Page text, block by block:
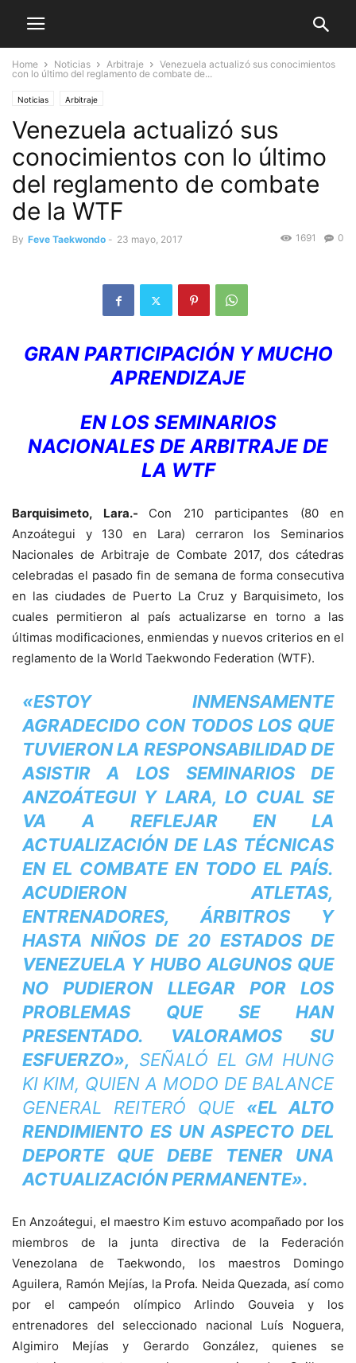
Home Noticias Arbitraje
Venezuela actualizó sus conocimientos
con lo último del reglamento de combate de...
Noticias Arbitraje
Venezuela actualizó sus
conocimientos con lo último
del reglamento de combate
de la WTF
By Feve Taekwondo - 23 mayo, 2017 0
1691
GRAN PARTICIPACIÓN Y MUCHO
APRENDIZAJE
EN LOS SEMINARIOS
NACIONALES DE ARBITRAJE DE
LA WTF
Barquisimeto, Lara.- Con 210 participantes (80 en
Anzoátegui y 130 en Lara) cerraron los Seminarios
Nacionales de Arbitraje de Combate 2017, dos cátedras
celebradas el pasado fin de semana de forma consecutiva
en las ciudades de Puerto La Cruz y Barquisimeto, los
cuales permitieron al país actualizarse en torno a las
últimas modificaciones, enmiendas y nuevos criterios en el
reglamento de la World Taekwondo Federation (WTF).
«ESTOY INMENSAMENTE
AGRADECIDO CON TODOS LOS QUE
TUVIERON LA RESPONSABILIDAD DE
ASISTIR A LOS SEMINARIOS DE
ANZOÁTEGUI Y LARA, LO CUAL SE
VA A REFLEJAR EN LA
ACTUALIZACIÓN DE LAS TÉCNICAS
EN EL COMBATE EN TODO EL PAÍS.
ACUDIERON ATLETAS,
ENTRENADORES, ÁRBITROS Y
HASTA NIÑOS DE 20 ESTADOS DE
VENEZUELA Y HUBO ALGUNOS QUE
NO PUDIERON LLEGAR POR LOS
PROBLEMAS QUE SE HAN
PRESENTADO. VALORAMOS SU
ESFUERZO», SEÑALÓ EL GM HUNG
KI KIM, QUIEN A MODO DE BALANCE
GENERAL REITERÓ QUE «EL ALTO
RENDIMIENTO ES UN ASPECTO DEL
DEPORTE QUE DEBE TENER UNA
ACTUALIZACIÓN PERMANENTE».
En Anzoátegui, el maestro Kim estuvo acompañado por los
miembros de la junta directiva de la Federación
Venezolana de Taekwondo, los maestros Domingo
Aguilera, Ramón Mejías, la Profa. Neida Quezada, así como
por el campeón olímpico Arlindo Gouveia y los
entrenadores del seleccionado nacional Luís Noguera,
Algimiro Mejías y Gerardo González, quienes se